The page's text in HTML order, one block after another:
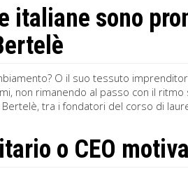
italiane sono
O il suo tessuto
non rimanendo al passo con il
tra i fondatori del corso di
o CEO